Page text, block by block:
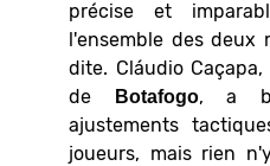
précise et
l'ensemble des deux
dite. Cláudio
de
Botafogo, a
ajustements
joueurs, mais rien